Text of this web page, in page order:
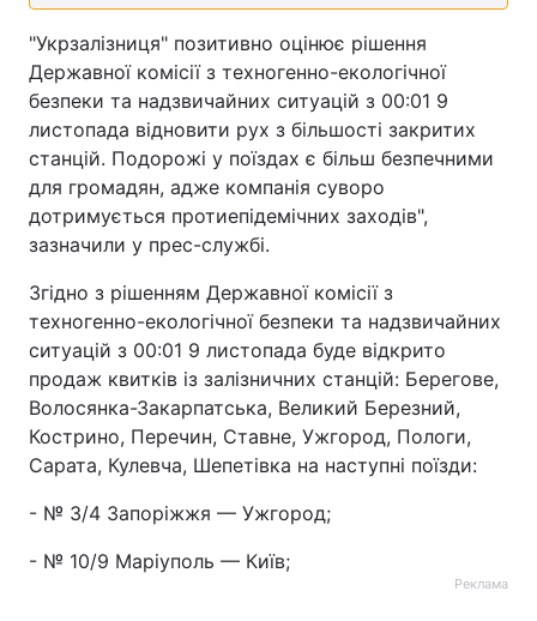
"Укрзалізниця" позитивно оцінює рішення
Державної комісії з техногенно-екологічної
безпеки та надзвичайних ситуацій з 00:01 9
листопада відновити рух з більшості закритих
станцій. Подорожі у поїздах є більш безпечними
для громадян, адже компанія суворо
дотримується протиепідемічних заходів",
зазначили у прес-службі.
Згідно з рішенням Державної комісії з
техногенно-екологічної безпеки та надзвичайних
ситуацій з 00:01 9 листопада буде відкрито
продаж квитків із залізничних станцій: Берегове,
Волосянка-Закарпатська, Великий Березний,
Кострино, Перечин, Ставне, Ужгород, Пологи,
Сарата, Кулевча, Шепетівка на наступні поїзди:
- № 3/4 Запоріжжя — Ужгород;
- № 10/9 Маріуполь — Київ;
Реклама